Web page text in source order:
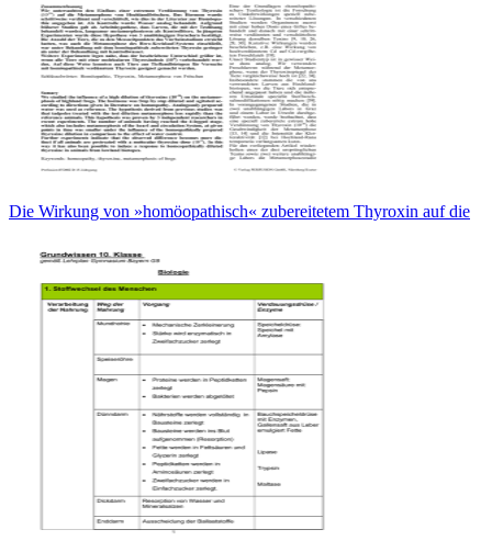
Die Wirkung von »homöopathisch« zubereitetem Thyroxin auf die